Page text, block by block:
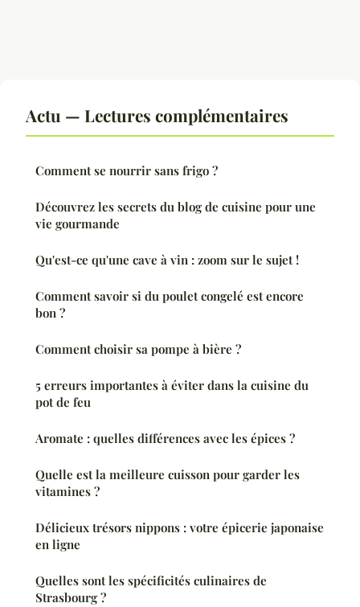
Actu — Lectures complémentaires
Comment se nourrir sans frigo ?
Découvrez les secrets du blog de cuisine pour une
vie gourmande
Qu'est-ce qu'une cave à vin : zoom sur le sujet !
Comment savoir si du poulet congelé est encore
bon ?
Comment choisir sa pompe à bière ?
5 erreurs importantes à éviter dans la cuisine du
pot de feu
Aromate : quelles différences avec les épices ?
Quelle est la meilleure cuisson pour garder les
vitamines ?
Délicieux trésors nippons : votre épicerie japonaise
en ligne
Quelles sont les spécificités culinaires de
Strasbourg ?